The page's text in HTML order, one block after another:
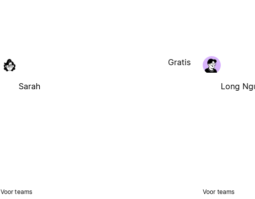
Sarah
Gratis
Long
Voor teams Voor teams